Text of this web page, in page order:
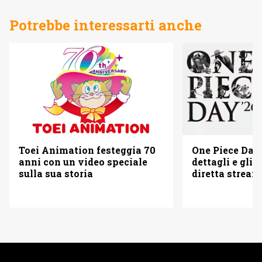
Potrebbe interessarti anche
Toei Animation festeggia 70
anni con un video speciale
sulla sua storia
One Piece
dettagli e gli
diretta